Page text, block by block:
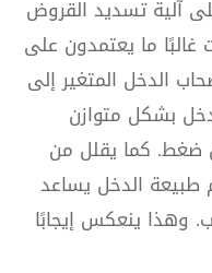
آلية تسديد القروض
غالبًا ما يعتمدون على
الدخل المتغير إلى
بشكل متوازن
ضغط. كما يقلل من
طبيعة الدخل يساعد
وهذا ينعكس إيجابًا